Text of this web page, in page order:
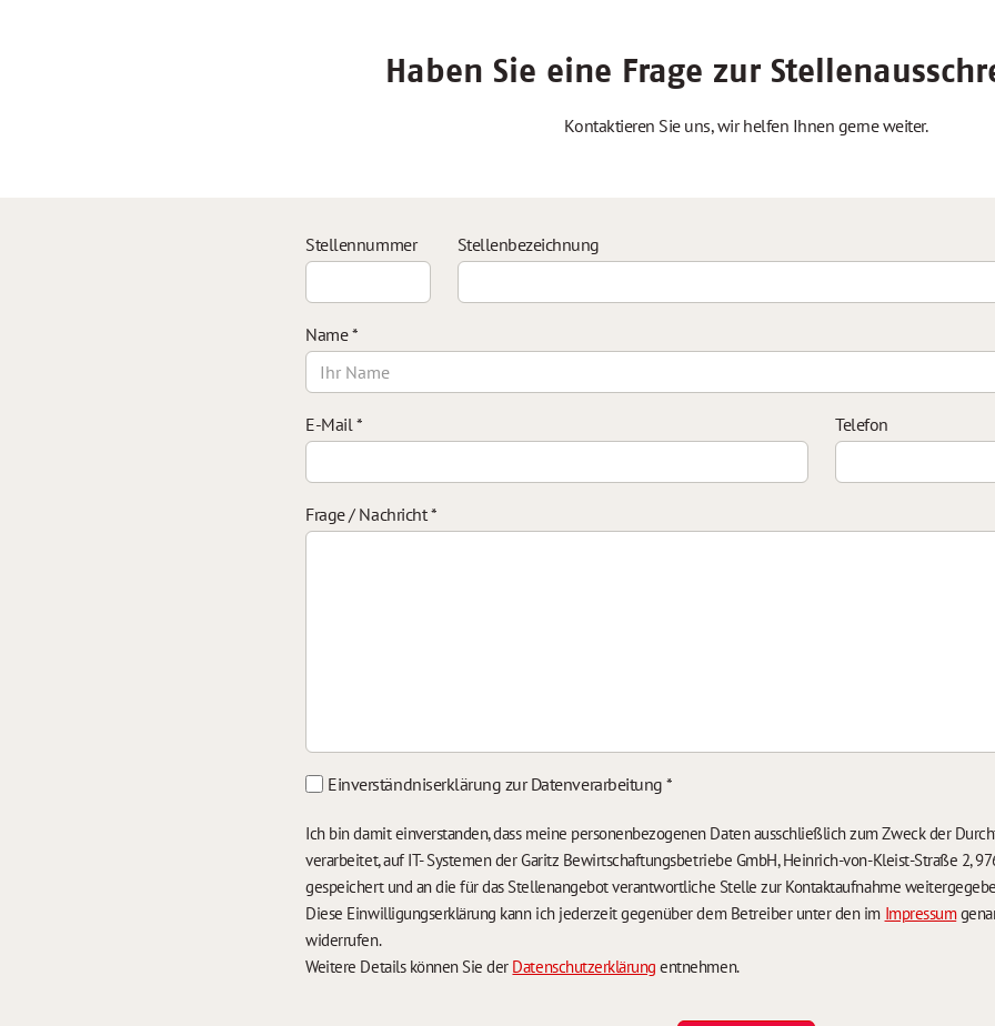
Haben Sie eine Frage zur
Kontaktieren Sie uns, wir helfen Ihnen gerne weiter.
Stellennummer Stellenbezeichnung
Name*
E-Mail* Telefon
Frage / Nachricht*
Einverständniserklärung zur Datenverarbeitung*
Ich bin damit einverstanden, dass meine personenbezogenen Daten ausschließlich zum Zweck der
verarbeitet, auf IT- Systemen der Garitz Bewirtschaftungsbetriebe GmbH, Heinrich-von-Kleist-Straße 2,
gespeichert und an die für das Stellenangebot verantwortliche Stelle zur Kontaktaufnahme
Diese Einwilligungserklärung kann ich jederzeit gegenüber dem Betreiber unter den im Impressum
widerrufen.
Weitere Details können Sie der Datenschutzerklärung entnehmen.